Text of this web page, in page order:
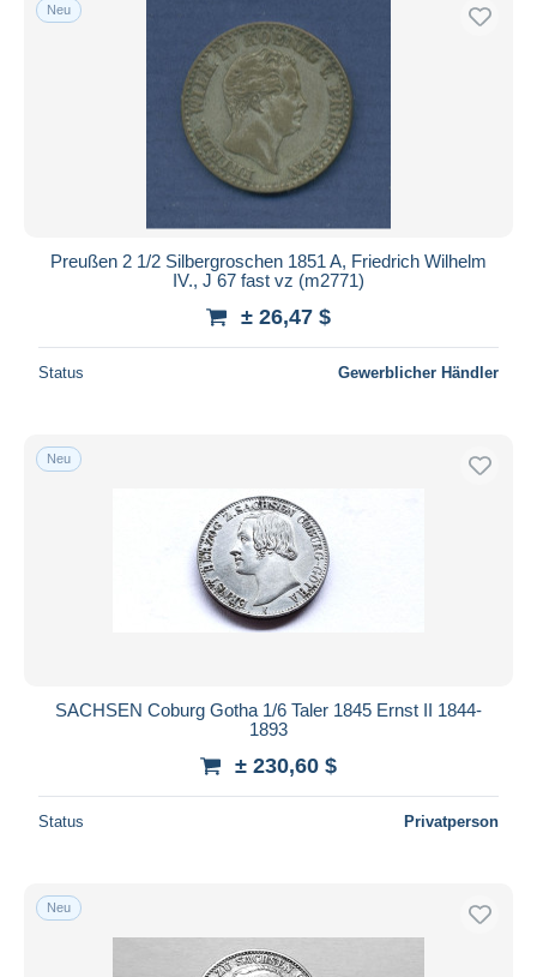
Neu
Preußen 2 1/2 Silbergroschen 1851 A, Friedrich Wilhelm
IV., J 67 fast vz (m2771)
± 26,47 $
Status Gewerblicher Händler
Neu
SACHSEN Coburg Gotha 1/6 Taler 1845 Ernst II 1844-
1893
± 230,60 $
Status Privatperson
Neu